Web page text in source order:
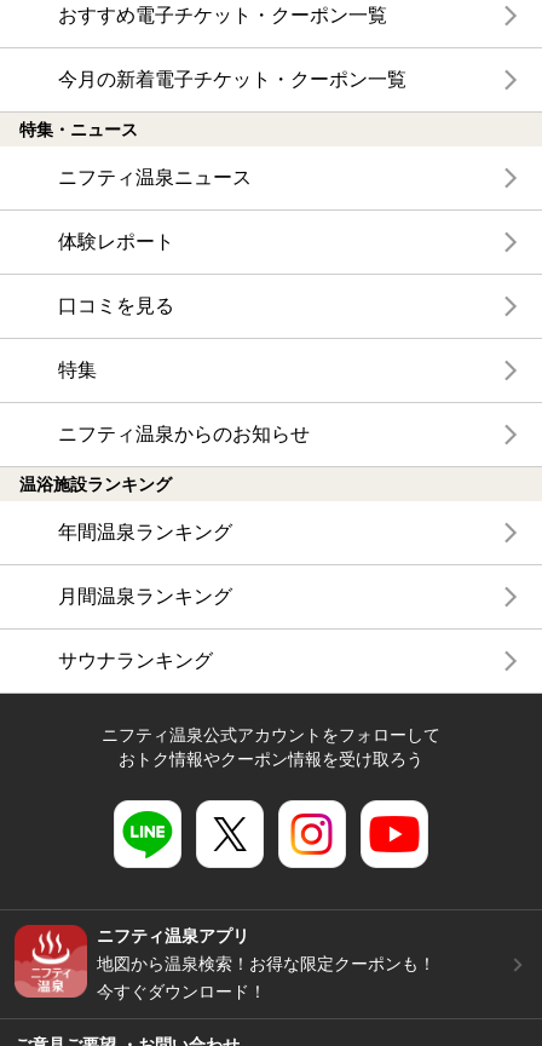
おすすめ電子チケット・クーポン一覧
今月の新着電子チケット・クーポン一覧
特集・ニュース
ニフティ温泉ニュース
体験レポート
口コミを見る
特集
ニフティ温泉からのお知らせ
温浴施設ランキング
年間温泉ランキング
月間温泉ランキング
サウナランキング
ニフティ温泉公式アカウントをフォローして
おトク情報やクーポン情報を受け取ろう
ニフティ温泉アプリ
地図から温泉検索！お得な限定クーポンも！
今すぐダウンロード！